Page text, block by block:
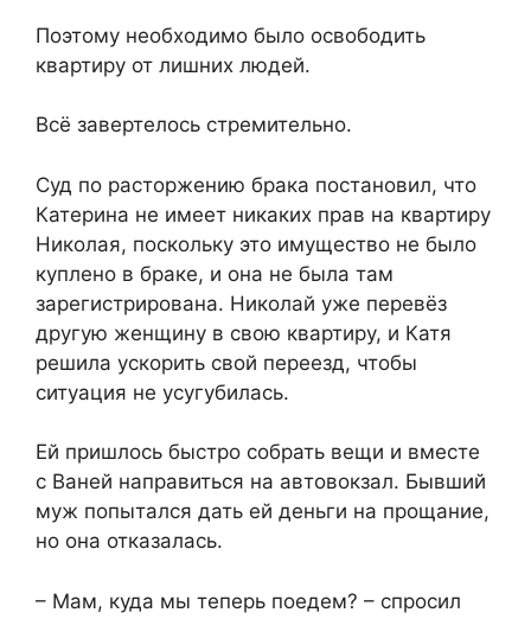
Поэтому необходимо было освободить
квартиру от лишних людей.
Всё завертелось стремительно.
Суд по расторжению брака постановил, что
Катерина не имеет никаких прав на квартиру
Николая, поскольку это имущество не было
куплено в браке, и она не была там
зарегистрирована. Николай уже перевёз
другую женщину в свою квартиру, и Катя
решила ускорить свой переезд, чтобы
ситуация не усугубилась.
Ей пришлось быстро собрать вещи и вместе
с Ваней направиться на автовокзал. Бывший
муж попытался дать ей деньги на прощание,
но она отказалась.
– Мам, куда мы теперь поедем? – спросил